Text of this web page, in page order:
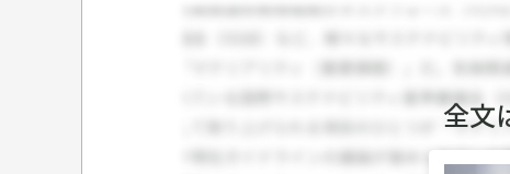
全文